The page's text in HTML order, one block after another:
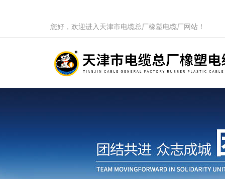
您好，欢迎进入天津市电缆总厂橡塑电缆厂网站！